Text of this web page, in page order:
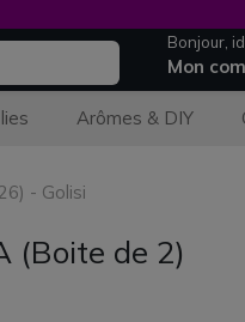
Bonjour,
Mon
Arômes & DIY
- Golisi
(Boite de 2)